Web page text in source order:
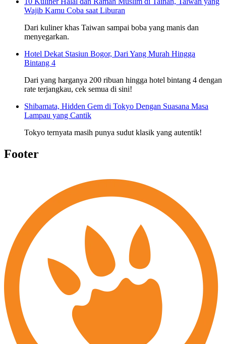
Wajib Kamu Coba saat Liburan
Dari kuliner khas Taiwan sampai boba yang manis dan
menyegarkan.
Hotel Dekat Stasiun Bogor, Dari Yang Murah Hingga
Bintang 4
Dari yang harganya 200 ribuan hingga hotel bintang 4 dengan
rate terjangkau, cek semua di sini!
Shibamata, Hidden Gem di Tokyo Dengan Suasana Masa
Lampau yang Cantik
Tokyo ternyata masih punya sudut klasik yang autentik!
Footer